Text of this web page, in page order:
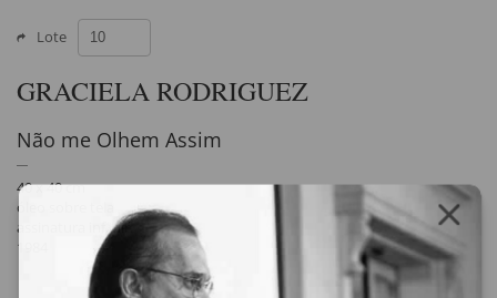
Lote
GRACIELA RODRIGUEZ
Não me Olhem Assim
40 x 40 cm
óleo sobre tela
assinatura inf. dir.
1984